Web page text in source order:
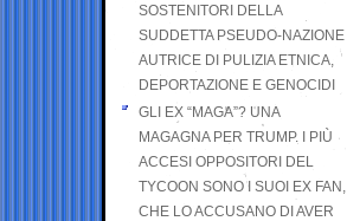
SOSTENITORI DELLA
SUDDETTA PSEUDO-NAZIONE
AUTRICE DI PULIZIA ETNICA,
DEPORTAZIONE E GENOCIDI
GLI EX “MAGA”? UNA
MAGAGNA PER TRUMP. I PIÙ
ACCESI OPPOSITORI DEL
TYCOON SONO I SUOI EX FAN,
CHE LO ACCUSANO DI AVER